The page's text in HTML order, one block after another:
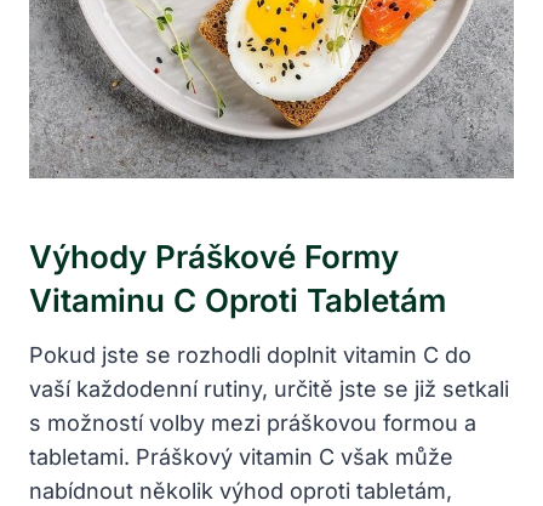
Výhody ​práškové Formy ​
Vitaminu ‍C Oproti Tabletám
Pokud jste se rozhodli doplnit vitamin C do
vaší každodenní rutiny, určitě jste se již setkali
s možností volby mezi ⁤práškovou formou a
tabletami. Práškový ⁢vitamin C ​však může
nabídnout‍ několik výhod oproti tabletám,